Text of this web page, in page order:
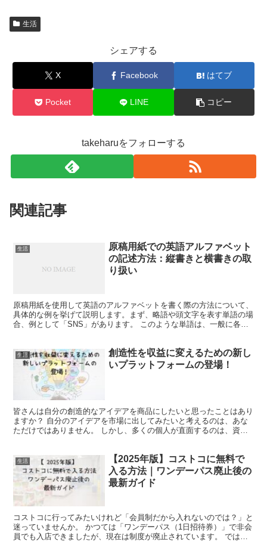
生活
シェアする
X Facebook はてブ
Pocket LINE コピー
takeharuをフォローする
関連記事
生活
原稿用紙での英語アルファベット
の記述方法：縦書きと横書きの取
り扱い
原稿用紙を使用して英語のアルファベットを書く際の方法について、
具体的な例を挙げて説明します。まず、略語や頭文字を表す単語の場
合、例として「SNS」があります。 このような単語は、一般に各ア
生活
創造性を収益に変えるための新し
いプラットフォームの登場！
皆さんは自分の創造的なアイデアを商品にしたいと思ったことはあり
ますか？ 自分のアイデアを市場に出してみたいと考えるのは、あな
ただけではありません。 しかし、多くの個人が直面するのは、資金
生活
【2025年版】コストコに無料で
入る方法｜ワンデーパス廃止後の
最新ガイド
コストコに行ってみたいけれど「会員制だから入れないのでは？」と
迷っていませんか。 かつては「ワンデーパス（1日招待券）」で非会
員でも入店できましたが、現在は制度が廃止されています。 では、